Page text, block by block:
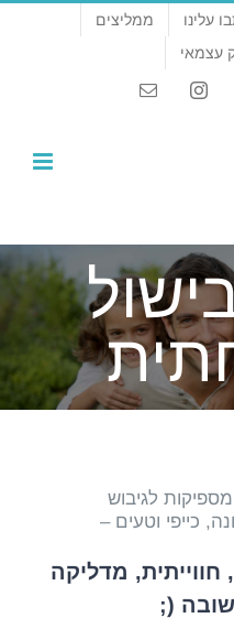
עלינו
ממליצים
עצמאי
Instagram
Email
לגיבוש
כייפי וטעים –
מדליקה
(;